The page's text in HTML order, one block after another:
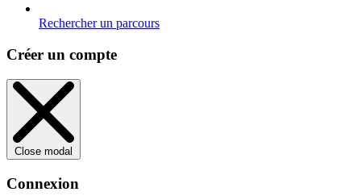
Rechercher un parcours
Créer un compte
Close modal
Connexion